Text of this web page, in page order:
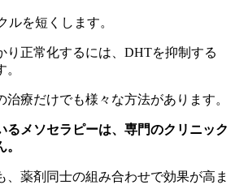
ルを短くします。
り正常化するには、DHTを抑制する
療だけでも様々な方法があります。
るメソセラピーは、専門のクリニック
、薬剤同士の組み合わせで効果が高ま